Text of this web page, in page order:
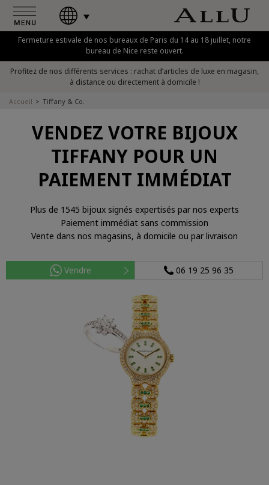
Fermeture estivale de nos bureaux de Paris du 14 au 18 juillet, notre
bureau de Nice reste ouvert.
Profitez de nos différents services : rachat d’articles de luxe en magasin,
à distance ou directement à domicile !
Accueil Tiffany & Co.
VENDEZ VOTRE BIJOUX
TIFFANY POUR UN
PAIEMENT IMMÉDIAT
Plus de 1545 bijoux signés expertisés par nos experts
Paiement immédiat sans commission
Vente dans nos magasins, à domicile ou par livraison
Vendre 06 19 25 96 35